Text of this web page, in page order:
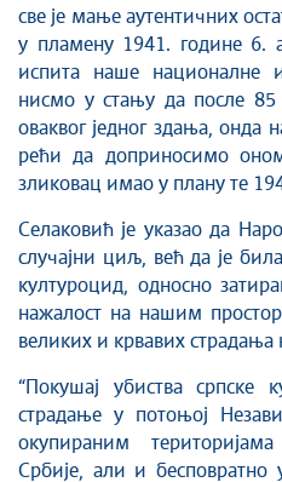
све је мање аутентичних
у пламену 1941. године 6.
испита наше националне
нисмо у стању да после 85
оваквог једног здања,
рећи да доприносимо
зликовац имао у плану те
Селаковић је указао да
случајни циљ, већ да је
културоцид, односно
нажалост на нашим
великих и крвавих страдања
“Покушај убиства српске
страдање у потоњој
окупираним
Србије, али и бесповратно